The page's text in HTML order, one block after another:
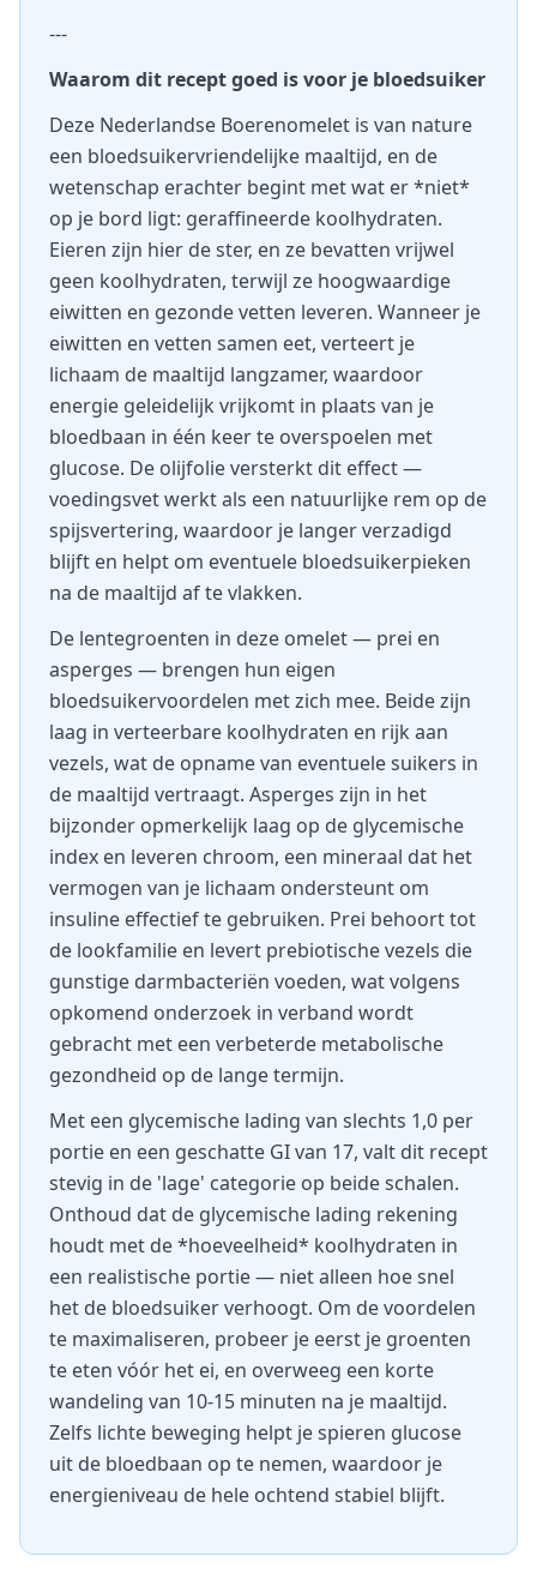
---
Waarom dit recept goed is voor je bloedsuiker
Deze Nederlandse Boerenomelet is van nature
een bloedsuikervriendelijke maaltijd, en de
wetenschap erachter begint met wat er *niet*
op je bord ligt: geraffineerde koolhydraten.
Eieren zijn hier de ster, en ze bevatten vrijwel
geen koolhydraten, terwijl ze hoogwaardige
eiwitten en gezonde vetten leveren. Wanneer je
eiwitten en vetten samen eet, verteert je
lichaam de maaltijd langzamer, waardoor
energie geleidelijk vrijkomt in plaats van je
bloedbaan in één keer te overspoelen met
glucose. De olijfolie versterkt dit effect —
voedingsvet werkt als een natuurlijke rem op de
spijsvertering, waardoor je langer verzadigd
blijft en helpt om eventuele bloedsuikerpieken
na de maaltijd af te vlakken.
De lentegroenten in deze omelet — prei en
asperges — brengen hun eigen
bloedsuikervoordelen met zich mee. Beide zijn
laag in verteerbare koolhydraten en rijk aan
vezels, wat de opname van eventuele suikers in
de maaltijd vertraagt. Asperges zijn in het
bijzonder opmerkelijk laag op de glycemische
index en leveren chroom, een mineraal dat het
vermogen van je lichaam ondersteunt om
insuline effectief te gebruiken. Prei behoort tot
de lookfamilie en levert prebiotische vezels die
gunstige darmbacteriën voeden, wat volgens
opkomend onderzoek in verband wordt
gebracht met een verbeterde metabolische
gezondheid op de lange termijn.
Met een glycemische lading van slechts 1,0 per
portie en een geschatte GI van 17, valt dit recept
stevig in de 'lage' categorie op beide schalen.
Onthoud dat de glycemische lading rekening
houdt met de *hoeveelheid* koolhydraten in
een realistische portie — niet alleen hoe snel
het de bloedsuiker verhoogt. Om de voordelen
te maximaliseren, probeer je eerst je groenten
te eten vóór het ei, en overweeg een korte
wandeling van 10-15 minuten na je maaltijd.
Zelfs lichte beweging helpt je spieren glucose
uit de bloedbaan op te nemen, waardoor je
energieniveau de hele ochtend stabiel blijft.